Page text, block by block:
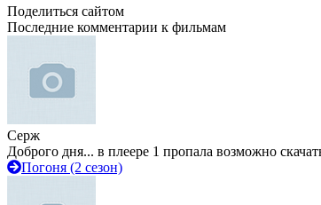
Поделиться сайтом
Последние комментарии к фильмам
Серж
Доброго дня... в плеере 1 пропала возможно
Погоня (2 сезон)